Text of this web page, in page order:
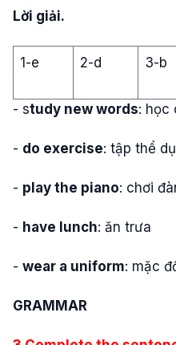
Lời giải.
1-e 2-d 3-b
- study new words: học
- do exercise: tập thể
- play the piano: chơi
- have lunch: ăn trưa
- wear a uniform: mặc
GRAMMAR